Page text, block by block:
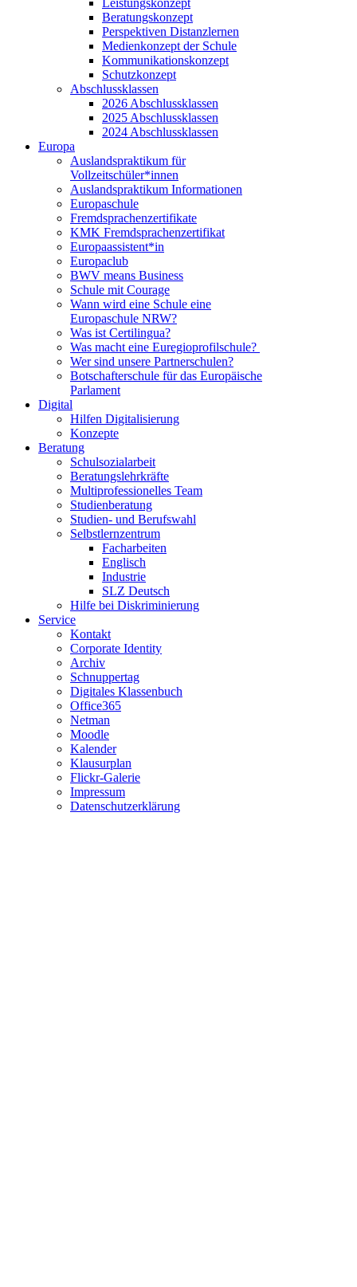
Leistungskonzept
Beratungskonzept
Perspektiven Distanzlernen
Medienkonzept der Schule
Kommunikationskonzept
Schutzkonzept
Abschlussklassen
2026 Abschlussklassen
2025 Abschlussklassen
2024 Abschlussklassen
Europa
Auslandspraktikum für
Vollzeitschüler*innen
Auslandspraktikum Informationen
Europaschule
Fremdsprachenzertifikate
KMK Fremdsprachenzertifikat
Europaassistent*in
Europaclub
BWV means Business
Schule mit Courage
Wann wird eine Schule eine
Europaschule NRW?
Was ist Certilingua?
Was macht eine Euregioprofilschule?
Wer sind unsere Partnerschulen?
Botschafterschule für das Europäische
Parlament
Digital
Hilfen Digitalisierung
Konzepte
Beratung
Schulsozialarbeit
Beratungslehrkräfte
Multiprofessionelles Team
Studienberatung
Studien- und Berufswahl
Selbstlernzentrum
Facharbeiten
Englisch
Industrie
SLZ Deutsch
Hilfe bei Diskriminierung
Service
Kontakt
Corporate Identity
Archiv
Schnuppertag
Digitales Klassenbuch
Office365
Netman
Moodle
Kalender
Klausurplan
Flickr-Galerie
Impressum
Datenschutzerklärung